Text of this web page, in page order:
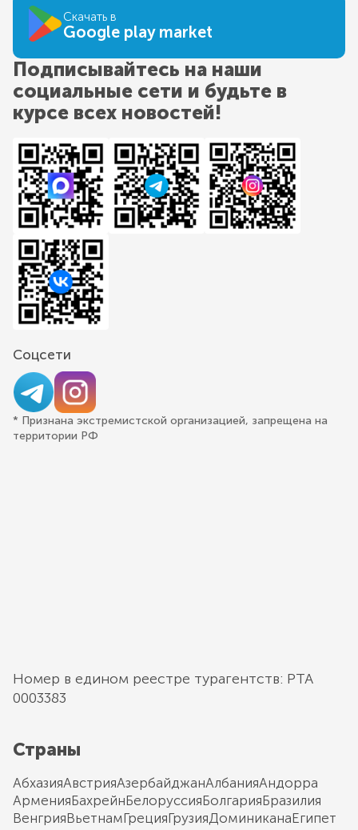
Скачать в
Google play market
Подписывайтесь на наши
социальные сети и будьте в
курсе всех новостей!
Соцсети
* Признана экстремистской организацией, запрещена на
территории РФ
Номер в едином реестре турагентств: РТА
0003383
Страны
АбхазияАвстрияАзербайджанАлбанияАндорра
АрменияБахрейнБелоруссияБолгарияБразилия
ВенгрияВьетнамГрецияГрузияДоминиканаЕгипет